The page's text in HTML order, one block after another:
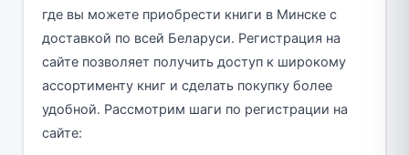
где вы можете приобрести книги в Минске с
доставкой по всей Беларуси. Регистрация на
сайте позволяет получить доступ к широкому
ассортименту книг и сделать покупку более
удобной. Рассмотрим шаги по регистрации на
сайте: